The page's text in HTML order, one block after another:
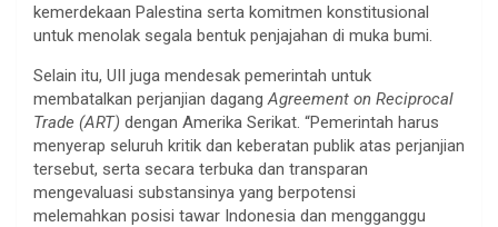
kemerdekaan Palestina serta komitmen konstitusional
untuk menolak segala bentuk penjajahan di muka bumi.
Selain itu, UII juga mendesak pemerintah untuk
membatalkan perjanjian dagangAgreement on Reciprocal
Trade (ART) dengan Amerika Serikat. “Pemerintah harus
menyerap seluruh kritik dan keberatan publik atas perjanjian
tersebut, serta secara terbuka dan transparan
mengevaluasi substansinya yang berpotensi
melemahkan posisi tawar Indonesia dan mengganggu